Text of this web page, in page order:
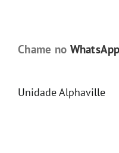
Chame no
Unidade Alphaville